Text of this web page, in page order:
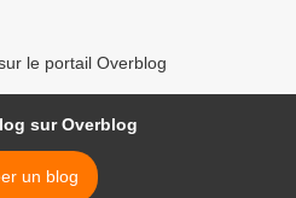
le portail Overblog
sur Overblog
un blog